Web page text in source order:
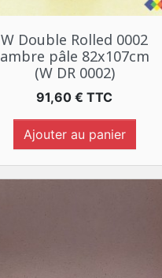
Aperçu rapide
W Double Rolled 0002
ambre pâle 82x107cm
(W DR 0002)
Prix
91,60 € TTC
Ajouter au panier